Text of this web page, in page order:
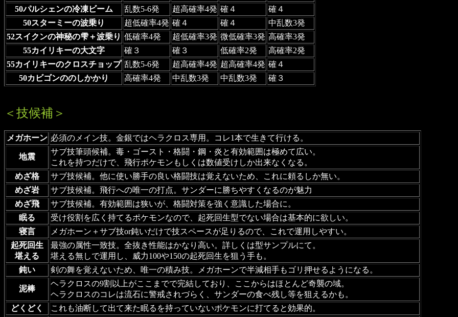
50パルシェンの冷凍ビーム
乱数5-6発 超高確率4発 確４
確４
50スターミーの波乗り
超低確率4発 確４ 確４
中乱数3発
52スイクンの神秘の雫＋波乗り 低確率4発 超低確率3発 微低確率3発 高確率3発
55カイリキーの大文字
確３ 確３ 低確率2発
高確率2発
55カイリキーのクロスチョップ 乱数5-6発 超高確率4発 超高確率4発 確４
50カビゴンののしかかり
高確率4発 中乱数3発 中乱数3発 確３
＜技候補＞
メガホーン 必須のメイン技。金銀ではヘラクロス専用。コレ1本で生きて行ける。
地震
サブ技筆頭候補。毒・ゴースト・格闘・鋼・炎と有効範囲は極めて広い。
これを持つだけで、飛行ポケモンもしくは数値受けしか出来なくなる。
めざ格
サブ技候補。他に使い勝手の良い格闘技は覚えないため、これに頼るしか無い。
めざ岩
サブ技候補。飛行への唯一の打点。サンダーに勝ちやすくなるのが魅力
めざ飛
サブ技候補。有効範囲は狭いが、格闘対策を強く意識した場合に。
眠る
受け役割を広く持てるポケモンなので、起死回生型でない場合は基本的に欲しい。
寝言
メガホーン＋サブ技or鈍いだけで技スペースが足りるので、これで運用しやすい。
起死回生
堪える
最強の属性一致技。全抜き性能はかなり高い。詳しくは型サンプルにて。
堪える無しで運用し、威力100や150の起死回生を狙う手も。
鈍い
剣の舞を覚えないため、唯一の積み技。メガホーンで半減相手もゴリ押せるようになる。
泥棒
ヘラクロスの9割以上がここまでで完結しており、ここからはほとんど奇襲の域。
ヘラクロスのコレは流石に警戒されづらく、サンダーの食べ残し等を狙えるかも。
どくどく
これも油断して出て来た眠るを持っていないポケモンに打てると効果的。